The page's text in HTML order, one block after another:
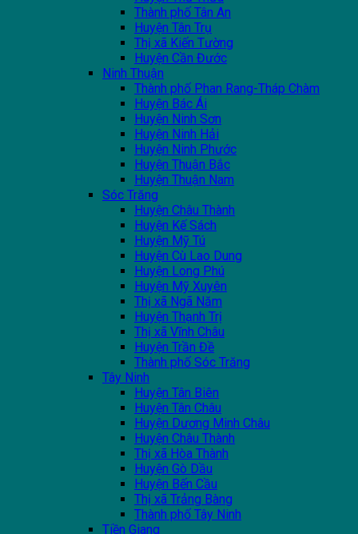
Thành phố Tân An
Huyện Tân Trụ
Thị xã Kiến Tường
Huyện Cần Đước
Ninh Thuận
Thành phố Phan Rang-Tháp Chàm
Huyện Bác Ái
Huyện Ninh Sơn
Huyện Ninh Hải
Huyện Ninh Phước
Huyện Thuận Bắc
Huyện Thuận Nam
Sóc Trăng
Huyện Châu Thành
Huyện Kế Sách
Huyện Mỹ Tú
Huyện Cù Lao Dung
Huyện Long Phú
Huyện Mỹ Xuyên
Thị xã Ngã Năm
Huyện Thạnh Trị
Thị xã Vĩnh Châu
Huyện Trần Đề
Thành phố Sóc Trăng
Tây Ninh
Huyện Tân Biên
Huyện Tân Châu
Huyện Dương Minh Châu
Huyện Châu Thành
Thị xã Hòa Thành
Huyện Gò Dầu
Huyện Bến Cầu
Thị xã Trảng Bàng
Thành phố Tây Ninh
Tiền Giang